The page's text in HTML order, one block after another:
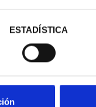
ESTADÍSTICA